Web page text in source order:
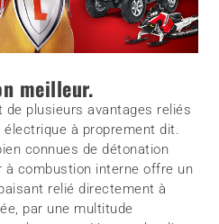
meilleur.
plusieurs avantages reliés
électrique à proprement dit.
connues de détonation
à combustion interne offre un
relié directement à
par une multitude